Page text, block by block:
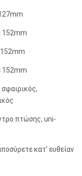
152mm
152mm
πτώσης, uni-
κατ' ευθείαν